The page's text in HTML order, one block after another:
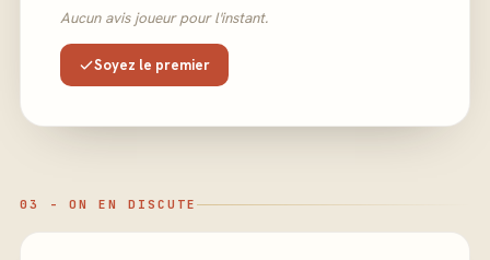
Aucun avis joueur pour l'instant.
Soyez le premier
03 - ON EN DISCUTE